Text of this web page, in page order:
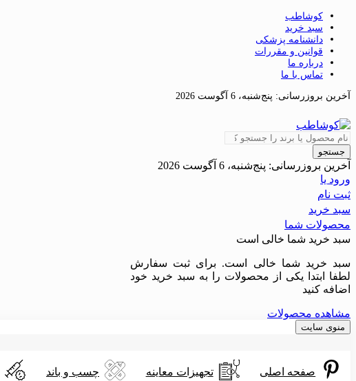
کوشاطب
سبد خرید
دانشنامه پزشکی
قوانین و مقررات
درباره ما
تماس با ما
آخرین بروزرسانی: پنج‌شنبه، 6 آگوست 2026
جستجو
آخرین بروزرسانی: پنج‌شنبه، 6 آگوست 2026
ورود یا
ثبت نام
سبد خرید
محصولات شما
سبد خرید شما خالی است
سبد خرید شما خالی است. برای ثبت سفارش
لطفا ابتدا یکی از محصولات را به سبد خرید خود
اضافه کنید
مشاهده محصولات
منوی سایت
صفحه اصلی تجهیزات معاینه چسب و باند